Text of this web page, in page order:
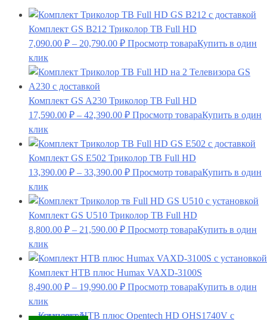
Комплект GS B212 Триколор ТВ Full HD
7,090.00 ₽ – 20,790.00 ₽ Просмотр товараКупить в один
клик
Комплект GS A230 Триколор ТВ Full HD
17,590.00 ₽ – 42,390.00 ₽ Просмотр товараКупить в один
клик
Комплект GS E502 Триколор ТВ Full HD
13,390.00 ₽ – 33,390.00 ₽ Просмотр товараКупить в один
клик
Комплект GS U510 Триколор ТВ Full HD
8,800.00 ₽ – 21,590.00 ₽ Просмотр товараКупить в один
клик
Комплект НТВ плюс Humax VAXD-3100S
8,490.00 ₽ – 19,990.00 ₽ Просмотр товараКупить в один
клик